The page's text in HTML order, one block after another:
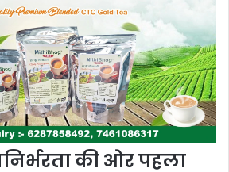
की ओर पहला